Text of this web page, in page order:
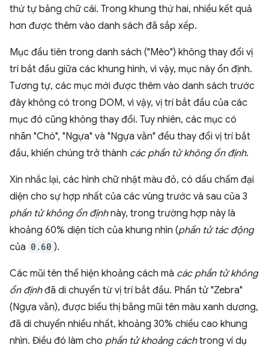
thứ tự bảng chữ cái. Trong khung thứ hai, nhiều kết quả
hơn được thêm vào danh sách đã sắp xếp.
Mục đầu tiên trong danh sách ("Mèo") không thay đổi vị
trí bắt đầu giữa các khung hình, vì vậy, mục này ổn định.
Tương tự, các mục mới được thêm vào danh sách trước
đây không có trong DOM, vì vậy, vị trí bắt đầu của các
mục đó cũng không thay đổi. Tuy nhiên, các mục có
nhãn "Chó", "Ngựa" và "Ngựa vằn" đều thay đổi vị trí bắt
đầu, khiến chúng trở thành các phần tử không ổn định.
Xin nhắc lại, các hình chữ nhật màu đỏ, có dấu chấm đại
diện cho sự hợp nhất của các vùng trước và sau của 3
phần tử không ổn địnhnày, trong trường hợp này là
khoảng 60% diện tích của khung nhìn (phần tử tác động
của 0.60 ).
Các mũi tên thể hiện khoảng cách mà các phần tử không
ổn địnhđã di chuyển từ vị trí bắt đầu. Phần tử "Zebra"
(Ngựa vằn), được biểu thị bằng mũi tên màu xanh dương,
đã di chuyển nhiều nhất, khoảng 30% chiều cao khung
nhìn. Điều đó làm cho phần tử khoảng cáchtrong ví dụ